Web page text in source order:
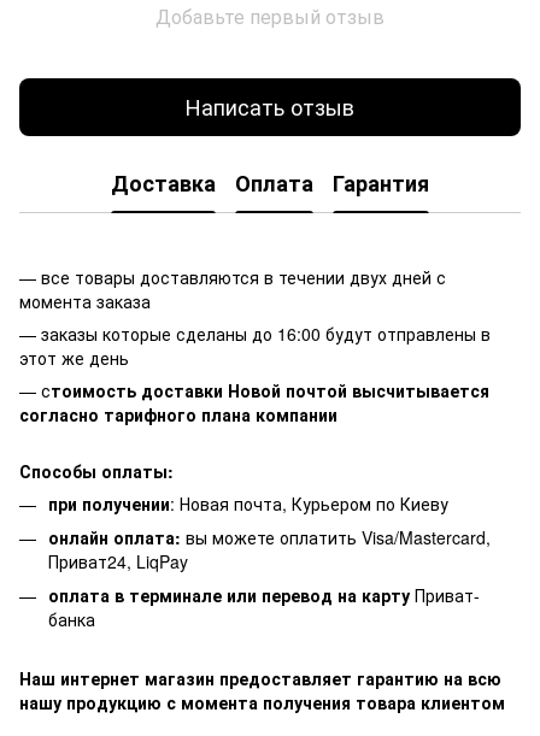
Добавьте первый отзыв
Написать отзыв
Доставка Оплата Гарантия
— все товары доставляются в течении двух дней с
момента заказа
— заказы которые сделаны до 16:00 будут отправлены в
этот же день
— стоимость доставки Новой почтой высчитывается
согласно тарифного плана компании
Способы оплаты:
при получении: Новая почта, Курьером по Киеву
онлайн оплата: вы можете оплатить Visa/Mastercard,
Приват24, LiqPay
оплата в терминале или перевод на карту Приват-
банка
Наш интернет магазин предоставляет гарантию на всю
нашу продукцию с момента получения товара клиентом